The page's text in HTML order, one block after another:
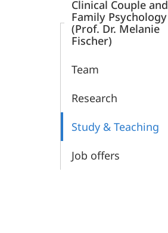
Clinical Couple and
Family Psychology
(Prof. Dr. Melanie
Fischer)
Team
Research
Study & Teaching
Job offers